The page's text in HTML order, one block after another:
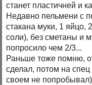
станет пластичней и
Недавно пельмени с
стакана муки, 1 яйцо,
соли), без сметаны и
попросило чем 2/3...
Раньше тоже помню,
сделал, потом на
своем не